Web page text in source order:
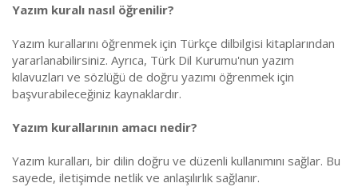
Yazım kuralı nasıl öğrenilir?
Yazım kurallarını öğrenmek için Türkçe dilbilgisi kitaplarından
yararlanabilirsiniz. Ayrıca, Türk Dil Kurumu'nun yazım
kılavuzları ve sözlüğü de doğru yazımı öğrenmek için
başvurabileceğiniz kaynaklardır.
Yazım kurallarının amacı nedir?
Yazım kuralları, bir dilin doğru ve düzenli kullanımını sağlar. Bu
sayede, iletişimde netlik ve anlaşılırlık sağlanır.